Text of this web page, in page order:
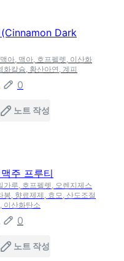
Dark
아, 맥아, 호프펠렛, 이산화
화칼슘, 황산아연, 계피
0
노트 작성
주 프루티
가루, 호프펠렛, 오렌지제스
봉, 향료제제, 효모, 산도조절
이산화탄소
0
노트 작성